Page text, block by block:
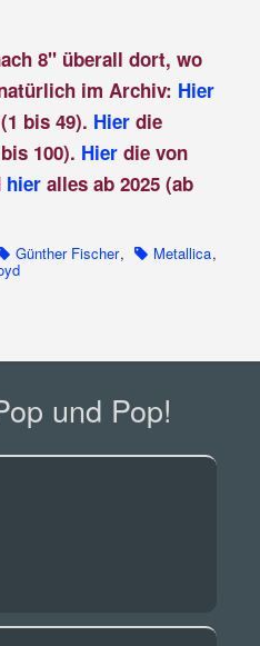
8" überall dort, wo
im Archiv: Hier
bis 49). Hierdie
100). Hier die von
hier alles ab 2025 (ab
Günther Fischer, Metallica,
und Pop!